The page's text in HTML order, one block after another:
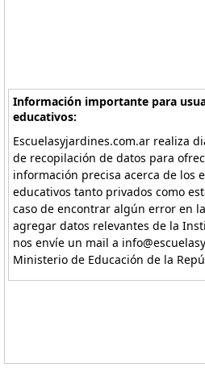
Información importante para
educativos:
Escuelasyjardines.com.ar realiza
de recopilación de datos para
información precisa acerca de los
educativos tanto privados como
caso de encontrar algún error en
agregar datos relevantes de la
nos envíe un mail a
Ministerio de Educación de la